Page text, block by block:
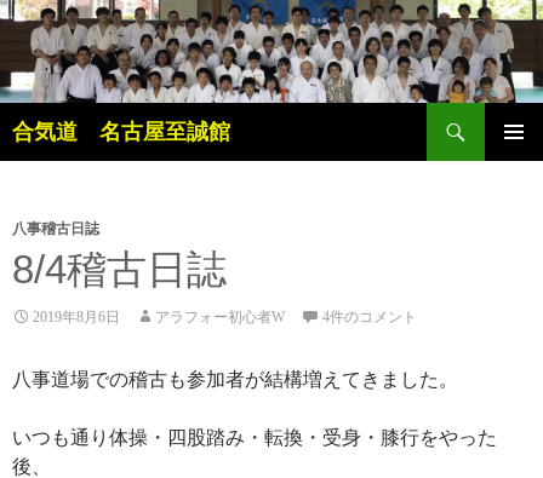
合気道 名古屋至誠館
検
索
ン
ツ
へ
プ
八事稽古日誌
8/4稽古日誌
2019年8月6日 アラフォー初心者W 4件のコメント
八事道場での稽古も参加者が結構増えてきました。
いつも通り体操・四股踏み・転換・受身・膝行をやった
後、